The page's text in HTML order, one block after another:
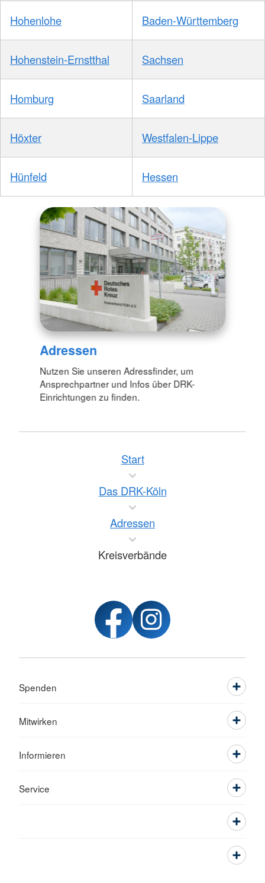
Hohenlohe Baden-Württemberg
Hohenstein-Ernstthal Sachsen
Homburg Saarland
Höxter Westfalen-Lippe
Hünfeld Hessen
Adressen
Nutzen Sie unseren Adressfinder, um
Ansprechpartner und Infos über DRK-
Einrichtungen zu finden.
Start
Das DRK-Köln
Adressen
Kreisverbände
Spenden
Mitwirken
Informieren
Service